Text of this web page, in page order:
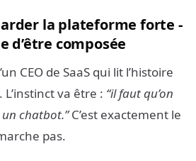
la plateforme forte -
d’être composée
CEO de SaaS qui lit l’histoire
va être : “il faut qu’on
chatbot.”C’est exactement le
pas.